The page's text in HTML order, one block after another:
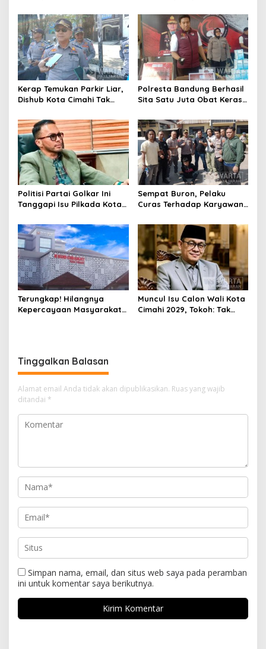
Motor Berknalpot Brong
Riau
Kerap Temukan Parkir Liar,
Dishub Kota Cimahi Tak
Pembinaan
Polresta Bandung Berhasil
Sita Satu Juta Obat Keras
Kasus Narkoba
Politisi Partai Golkar Ini
Tanggapi Isu Pilkada Kota
Sempat Buron, Pelaku
Curas Terhadap Karyawan
Ditangkap Polisi
Terungkap! Hilangnya
Kepercayaan Masyarakat
Muncul Isu Calon Wali Kota
Cimahi 2029, Tokoh: Tak
Tinggalkan Balasan
Alamat email Anda tidak akan dipublikasikan. Ruas yang wajib
ditandai *
Simpan nama, email, dan situs web saya pada peramban
ini untuk komentar saya berikutnya.